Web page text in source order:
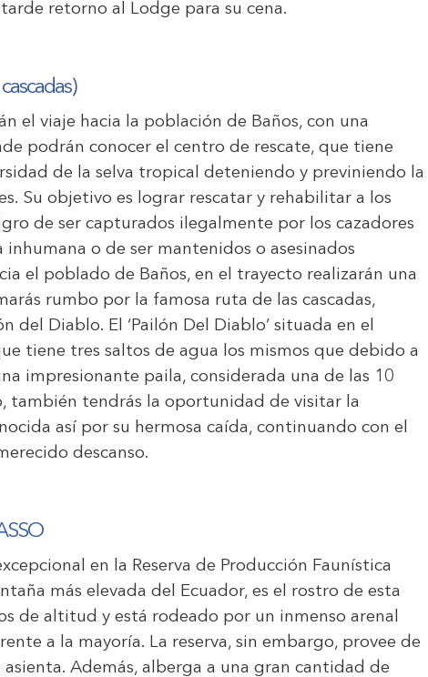
retorno al Lodge para su cena.
el viaje hacia la población de Baños, con una
podrán conocer el centro de rescate, que tiene
de la selva tropical deteniendo y previniendo la
Su objetivo es lograr rescatar y rehabilitar a los
de ser capturados ilegalmente por los cazadores
o de ser mantenidos o asesinados
el poblado de Baños, en el trayecto realizarán una
rumbo por la famosa ruta de las cascadas,
del Diablo. El ‘Pailón Del Diablo’ situada en el
tiene tres saltos de agua los mismos que debido a
impresionante paila, considerada una de las 10
también tendrás la oportunidad de visitar la
así por su hermosa caída, continuando con el
descanso.
en la Reserva de Producción Faunística
más elevada del Ecuador, es el rostro de esta
de altitud y está rodeado por un inmenso arenal
a la mayoría. La reserva, sin embargo, provee de
Además, alberga a una gran cantidad de